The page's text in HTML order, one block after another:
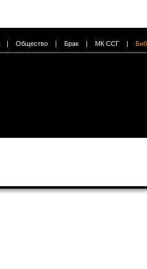
| Общество | Брак | МК ССГ |